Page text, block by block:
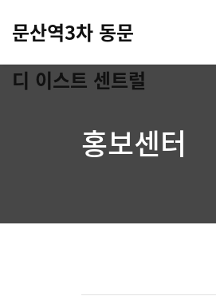
문산역3차 동문
디 이스트 센트럴
홍보센터